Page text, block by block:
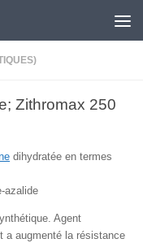
Zithromax 250
dihydratée en termes
azalide
Agent
a augmenté la résistance